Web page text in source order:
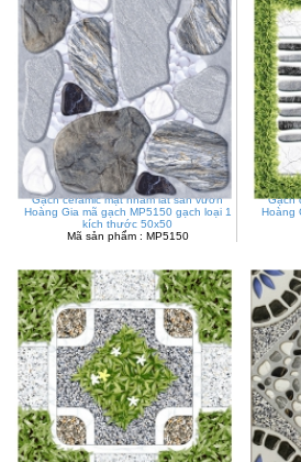
Gạch ceramic mặt nhám lát sân vườn
Hoàng Gia mã gạch MP5150 gạch loại 1
kích thước 50x50
Mã sản phẩm : MP5150
Gạch
Hoàng